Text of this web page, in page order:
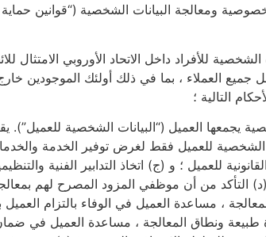
ومعالجة البيانات الشخصية (“قوانين
جميع العملاء ، بما في ذلك أولئك الموجودين
التالية ؛
للعميل فقط لغرض توفير الخدمة
للعميل ؛ و (ج) اتخاذ التدابير الفنية
(د) التأكد من أن موظفي المزود المصرح لهم
، مساعدة العميل في الوفاء بالتزام العميل
ونطاق المعالجة ، مساعدة العميل في ضمان